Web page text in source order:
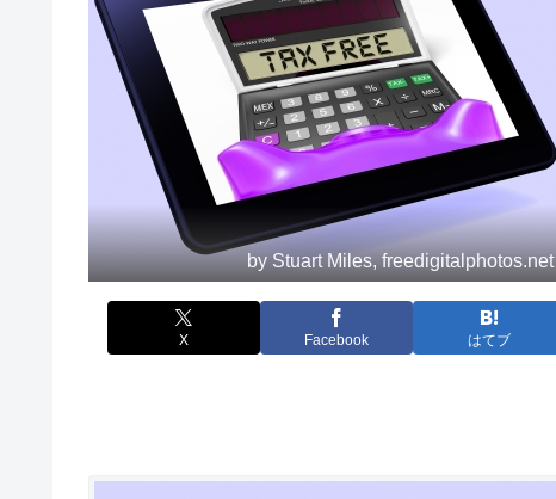
by Stuart Miles, freedigitalphotos.net
X Facebook はてブ